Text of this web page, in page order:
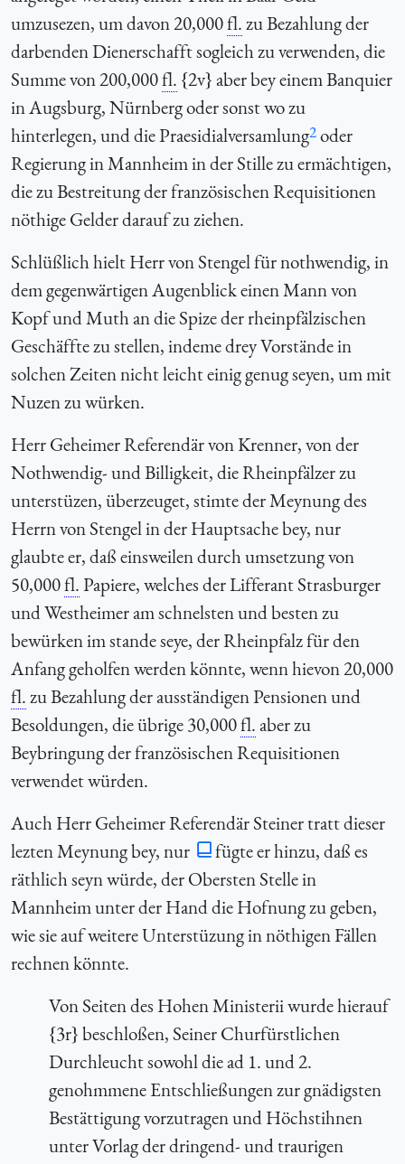
umzusezen, um davon 20,000fl.zu Bezahlung der
darbenden Dienerschafft sogleich zu verwenden, die
Summe von 200,000fl. {2v} aber bey einem Banquier
in Augsburg, Nürnberg oder sonst wo zu
hinterlegen, und die Praesidialversamlung2oder
Regierung in Mannheim in der Stille zu ermächtigen,
die zu Bestreitung der französischen Requisitionen
nöthige Gelder darauf zu ziehen.
Schlüßlich hielt Herr von Stengel für nothwendig, in
dem gegenwärtigen Augenblick einen Mann von
Kopf und Muth an die Spize der rheinpfälzischen
Geschäffte zu stellen, indeme drey Vorstände in
solchen Zeiten nicht leicht einig genug seyen, um mit
Nuzen zu würken.
Herr Geheimer Referendär von Krenner, von der
Nothwendig- und Billigkeit, die Rheinpfälzer zu
unterstüzen, überzeuget, stimte der Meynung des
Herrn von Stengel in der Hauptsache bey, nur
glaubte er, daß einsweilen durch umsetzung von
50,000fl.Papiere, welches der Lifferant Strasburger
und Westheimer am schnelsten und besten zu
bewürken im stande seye, der Rheinpfalz für den
Anfang geholfen werden könnte, wenn hievon 20,000
fl.zu Bezahlung der ausständigen Pensionen und
Besoldungen, die übrige 30,000fl.aber zu
Beybringung der französischen Requisitionen
verwendet würden.
Auch Herr Geheimer Referendär Steiner tratt dieser
lezten Meynung bey, nur
fügte er hinzu, daß es
räthlich seyn würde, der Obersten Stelle in
Mannheim unter der Hand die Hofnung zu geben,
wie sie auf weitere Unterstüzung in nöthigen Fällen
rechnen könnte.
Von Seiten des Hohen Ministerii wurde hierauf
{3r} beschloßen, Seiner Churfürstlichen
Durchleucht sowohl die ad 1. und 2.
genohmmene Entschließungen zur gnädigsten
Bestättigung vorzutragen und Höchstihnen
unter Vorlag der dringend- und traurigen